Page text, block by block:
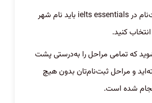
درielts essentials باید نام شهر
کنید.
که تمامی مراحل را به‌درستی پشت
و مراحل ثبت‌نام‌تان بدون هیچ
شده است.